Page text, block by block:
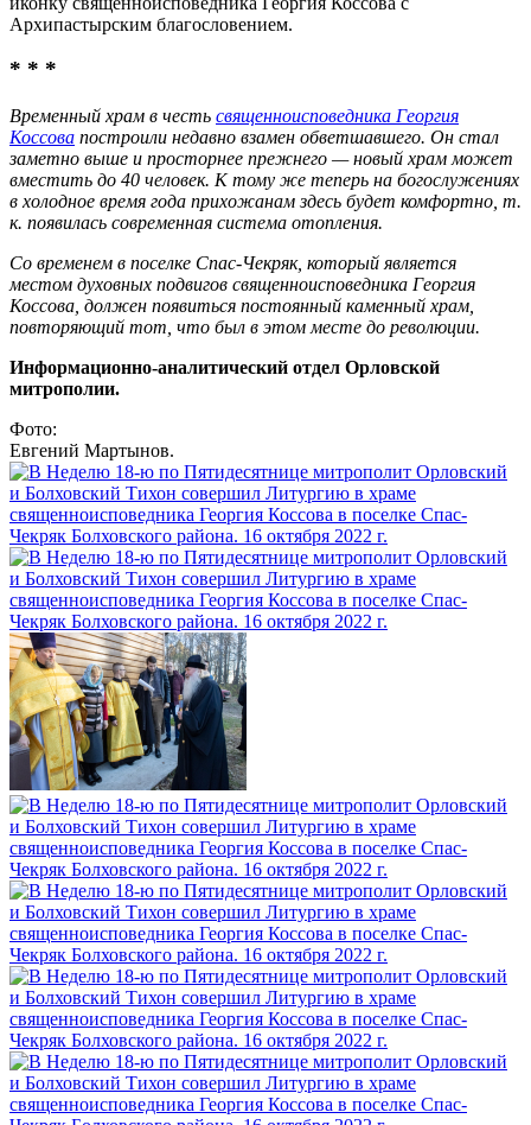
Архипастырским благословением.
* * *
Временный храм в честь священноисповедника Георгия
Коссова построили недавно взамен обветшавшего. Он стал
заметно выше и просторнее прежнего — новый храм может
вместить до 40 человек. К тому же теперь на богослужениях
в холодное время года прихожанам здесь будет комфортно, т.
к. появилась современная система отопления.
Со временем в поселке Спас-Чекряк, который является
местом духовных подвигов священноисповедника Георгия
Коссова, должен появиться постоянный каменный храм,
повторяющий тот, что был в этом месте до революции.
Информационно-аналитический отдел Орловской
митрополии.
Фото:
Евгений Мартынов.